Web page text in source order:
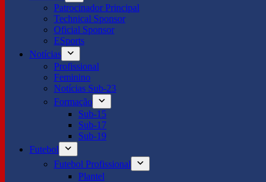
Patrocinador Principal
Technical Sponsor
Oficial Sponsor
ESports
Notícias
Profissional
Feminino
Notícias Sub-23
Formação
Sub-15
Sub-17
Sub-19
Futebol
Futebol Profissional
Plantel